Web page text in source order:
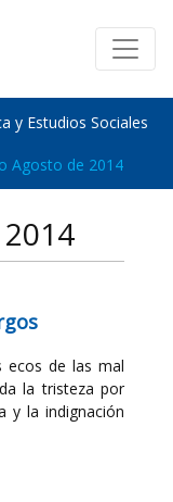
y Estudios Sociales
Agosto de 2014
ecos de las mal
la tristeza por
y la indignación